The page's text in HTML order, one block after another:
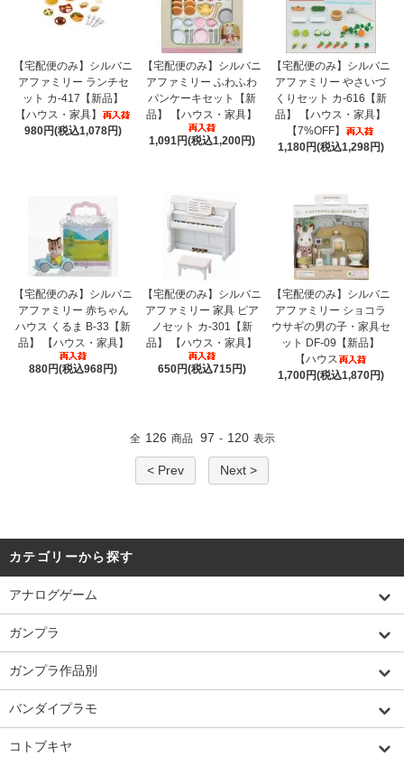
【宅配便のみ】シルバニ
アファミリー ランチセ
ット カ-417【新品】
【ハウス・家具】
980円(税込1,078円)
【宅配便のみ】シルバニ
アファミリー ふわふわ
パンケーキセット【新
品】 【ハウス・家具】
1,091円(税込1,200円)
【宅配便のみ】シルバニ
アファミリー やさいづ
くりセット カ-616【新
品】 【ハウス・家具】
【7%OFF】
1,180円(税込1,298円)
【宅配便のみ】シルバニ
アファミリー 赤ちゃん
ハウス くるま B-33【新
品】 【ハウス・家具】
880円(税込968円)
【宅配便のみ】シルバニ
アファミリー 家具 ピア
ノセット カ-301【新
品】 【ハウス・家具】
650円(税込715円)
【宅配便のみ】シルバニ
アファミリー ショコラ
ウサギの男の子・家具セ
ット DF-09【新品】
【ハウス
1,700円(税込1,870円)
全 126 商品 97 - 120 表示
< Prev Next >
カテゴリーから探す
アナログゲーム
ガンプラ
ガンプラ作品別
バンダイプラモ
コトブキヤ